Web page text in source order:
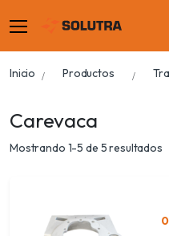
Inicio Productos
Carevaca
Mostrando 1-5 de 5 resultados